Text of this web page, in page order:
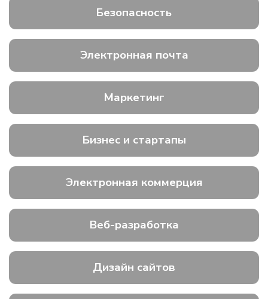
Безопасность
Электронная почта
Маркетинг
Бизнес и стартапы
Электронная коммерция
Веб-разработка
Дизайн сайтов